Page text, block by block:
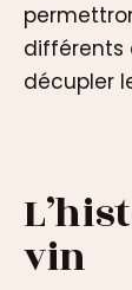
différents
décupler
vin